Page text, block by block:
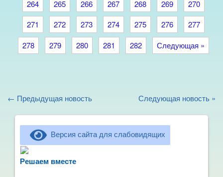
264 265 266 267 268 269
270
271
272 273 274 275 276
277
278
279 280 281 282 Следующая »
← Предыдущая новость Следующая новость »
Версия сайта для слабовидящих
Решаем вместерассказать о воспитателях? Знаете, как